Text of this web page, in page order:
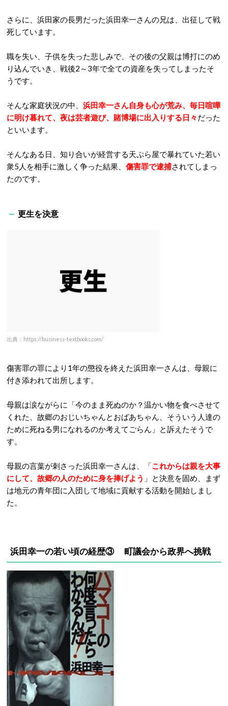
さらに、浜田家の長男だった浜田幸一さんの兄は、出征して戦
死しています。
職を失い、子供を失った悲しみで、その後の父親は博打にのめ
り込んでいき、戦後2～3年で全ての資産を失ってしまったそ
うです。
そんな家庭状況の中、 浜田幸一さん自身も心が荒み、毎日喧嘩
に明け暮れて、夜は芸者遊び、賭博場に出入りする日々だった
といいます。
そんなある日、知り合いが経営する天ぷら屋で暴れていた若い
衆5人を相手に激しく争った結果、 傷害罪で逮捕されてしまっ
たのです。
更生を決意
出典：https://business-textbooks.com/
傷害罪の罪により1年の懲役を終えた浜田幸一さんは、母親に
付き添われて出所します。
母親は涙ながらに「今のまま死ぬのか？温かい物を食べさせて
くれた、故郷のおじいちゃんとおばあちゃん、そういう人達の
ために死ねる男になれるのか考えてごらん」と訴えたそうで
す。
母親の言葉が刺さった浜田幸一さんは、「これからは親を大事
にして、故郷の人のために身を捧げよう 」と決意を固め、まず
は地元の青年団に入団して地域に貢献する活動を開始しまし
た。
浜田幸一の若い頃の経歴③ 町議会から政界へ挑戦